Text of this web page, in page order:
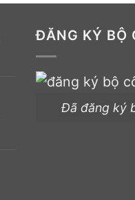
ĐĂNG KÝ BỘ
Đã đăng ký